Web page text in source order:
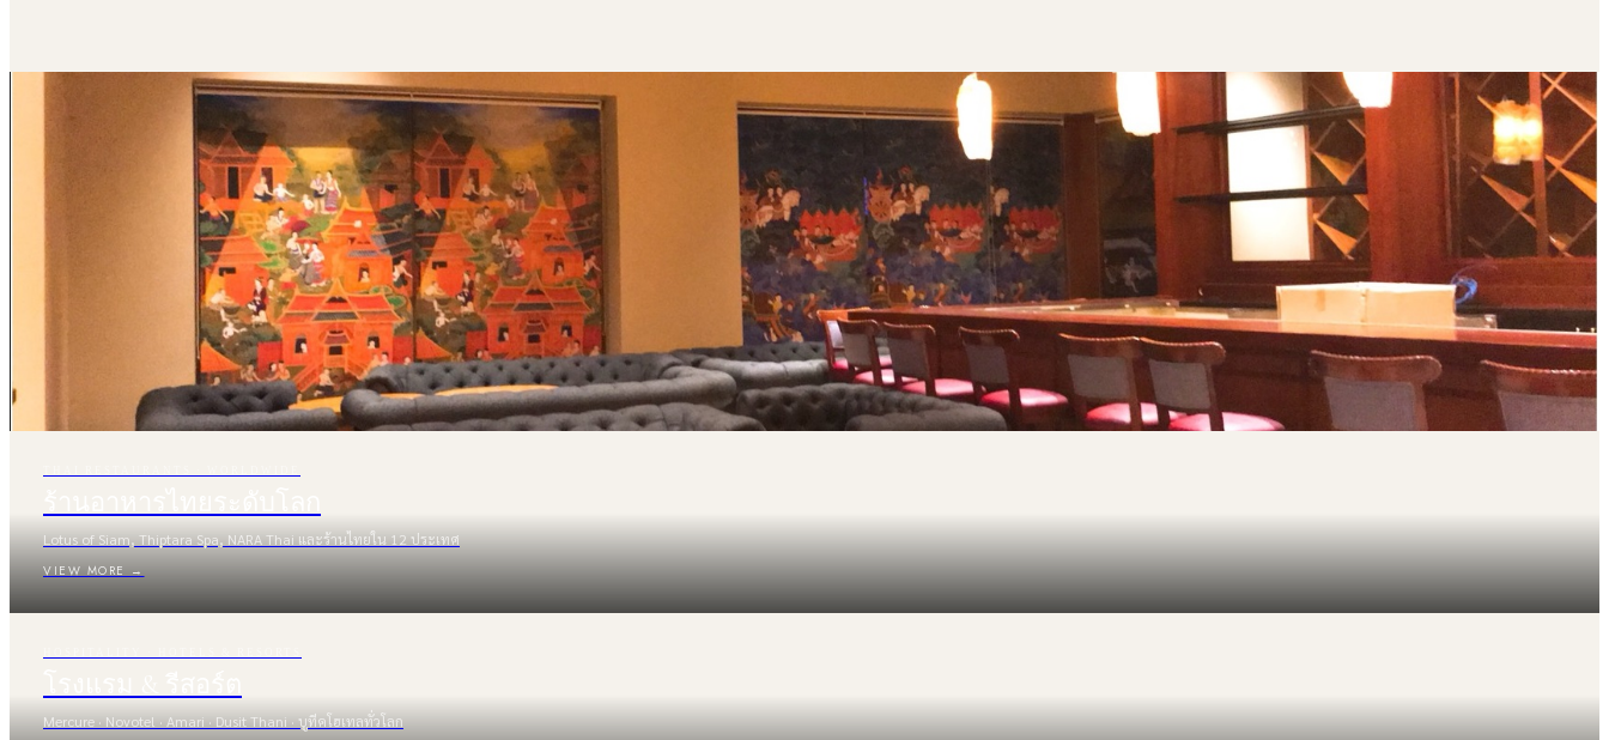
Lotus of Siam, Thiptara Spa, NARA Thai และร้านไทยใน 12 ประเทศ
VIEW MORE →
Mercure · Novotel · Amari · Dusit Thani · บูทีคโฮเทลทั่วโลก